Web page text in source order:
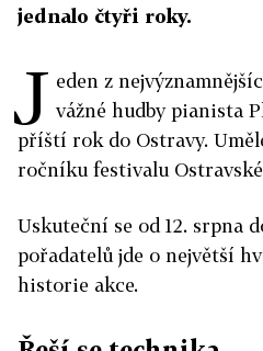
jednalo čtyři roky.
J eden z
vážné hudby pianista
příští rok do Ostravy.
ročníku festivalu
Uskuteční se od 12. srpna
pořadatelů jde o největší
historie akce.